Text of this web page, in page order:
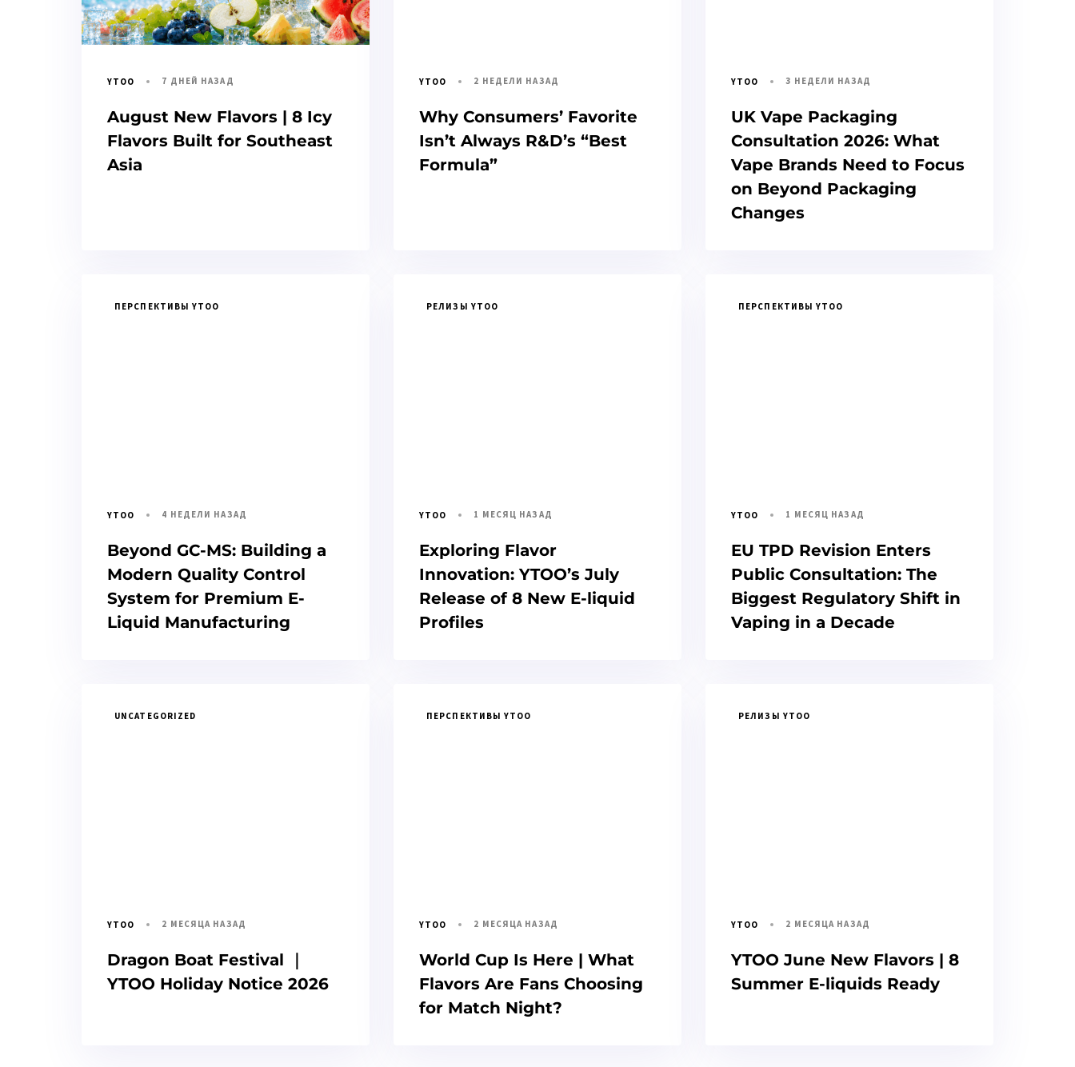
YTOO 7 ДНЕЙ НАЗАД
August New Flavors | 8 Icy
Flavors Built for Southeast
Asia
YTOO 2 НЕДЕЛИ НАЗАД
Why Consumers’ Favorite
Isn’t Always R&D’s “Best
Formula”
YTOO 3 НЕДЕЛИ НАЗАД
UK Vape Packaging
Consultation 2026: What
Vape Brands Need to Focus
on Beyond Packaging
Changes
ПЕРСПЕКТИВЫ YTOO
YTOO 4 НЕДЕЛИ НАЗАД
Beyond GC-MS: Building a
Modern Quality Control
System for Premium E-
Liquid Manufacturing
РЕЛИЗЫ YTOO
YTOO 1 МЕСЯЦ НАЗАД
Exploring Flavor
Innovation: YTOO’s July
Release of 8 New E-liquid
Profiles
ПЕРСПЕКТИВЫ YTOO
YTOO 1 МЕСЯЦ НАЗАД
EU TPD Revision Enters
Public Consultation: The
Biggest Regulatory Shift in
Vaping in a Decade
UNCATEGORIZED
YTOO 2 МЕСЯЦА НАЗАД
Dragon Boat Festival ｜
YTOO Holiday Notice 2026
ПЕРСПЕКТИВЫ YTOO
YTOO 2 МЕСЯЦА НАЗАД
World Cup Is Here | What
Flavors Are Fans Choosing
for Match Night?
РЕЛИЗЫ YTOO
YTOO 2 МЕСЯЦА НАЗАД
YTOO June New Flavors | 8
Summer E-liquids Ready